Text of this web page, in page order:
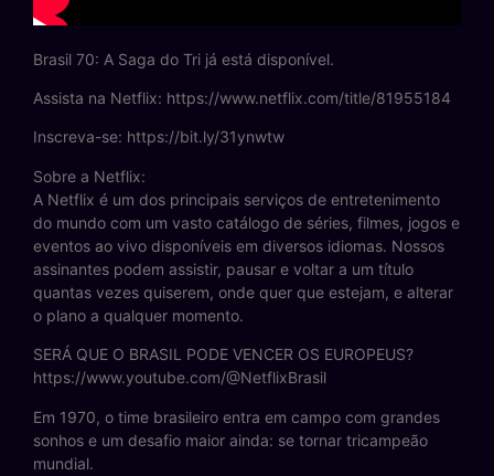
Brasil 70: A Saga do Tri já está disponível.
Assista na Netflix: https://www.netflix.com/title/81955184
Inscreva-se: https://bit.ly/31ynwtw
Sobre a Netflix:
A Netflix é um dos principais serviços de entretenimento
do mundo com um vasto catálogo de séries, filmes, jogos e
eventos ao vivo disponíveis em diversos idiomas. Nossos
assinantes podem assistir, pausar e voltar a um título
quantas vezes quiserem, onde quer que estejam, e alterar
o plano a qualquer momento.
SERÁ QUE O BRASIL PODE VENCER OS EUROPEUS?
https://www.youtube.com/@NetflixBrasil
Em 1970, o time brasileiro entra em campo com grandes
sonhos e um desafio maior ainda: se tornar tricampeão
mundial.